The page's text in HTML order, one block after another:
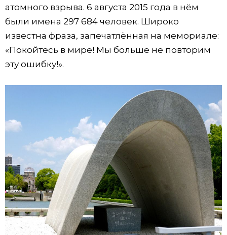
атомного взрыва. 6 августа 2015 года в нём
были имена 297 684 человек. Широко
известна фраза, запечатлённая на мемориале:
«Покойтесь в мире! Мы больше не повторим
эту ошибку!».